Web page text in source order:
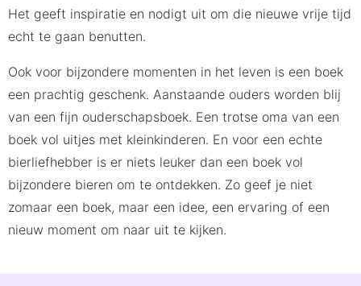
Het geeft inspiratie en nodigt uit om die nieuwe vrije tijd
echt te gaan benutten.
Ook voor bijzondere momenten in het leven is een boek
een prachtig geschenk. Aanstaande ouders worden blij
van een fijn ouderschapsboek. Een trotse oma van een
boek vol uitjes met kleinkinderen. En voor een echte
bierliefhebber is er niets leuker dan een boek vol
bijzondere bieren om te ontdekken. Zo geef je niet
zomaar een boek, maar een idee, een ervaring of een
nieuw moment om naar uit te kijken.